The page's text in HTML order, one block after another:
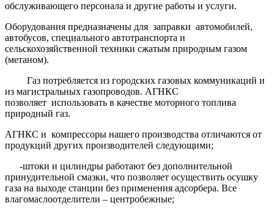
обслуживающего персонала и другие работы и услуги.
Оборудования предназначены для заправки автомобилей,
автобусов, специального автотранспорта и
сельскохозяйственной техники сжатым природным газом
(метаном).
Газ потребляется из городских газовых коммуникаций и
из магистральных газопроводов. АГНКС
позволяет использовать в качестве моторного топлива
природный газ.
АГНКС и компрессоры нашего производства отличаются от
продукций других производителей следующими;
-штоки и цилиндры работают без дополнительной
принудительной смазки, что позволяет осуществить осушку
газа на выходе станции без применения адсорбера. Все
влагомаслоотделители – центробежные;